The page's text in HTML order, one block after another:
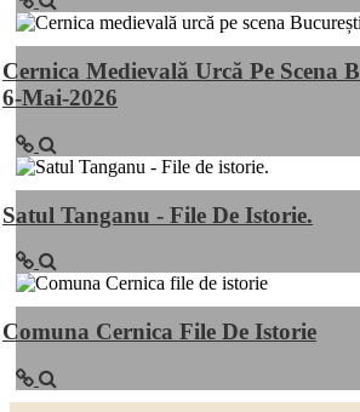
Cernica Medievală Urcă Pe Scena
6-Mai-2026
Satul Tanganu - File De Istorie.
Comuna Cernica File De Istorie